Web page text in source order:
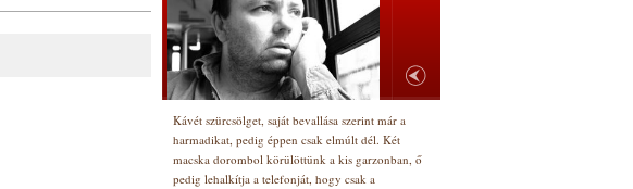
Kávét szürcsölget, saját bevallása szerint már a
harmadikat, pedig éppen csak elmúlt dél. Két
macska dorombol körülöttünk a kis garzonban, ő
pedig lehalkítja a telefonját, hogy csak a